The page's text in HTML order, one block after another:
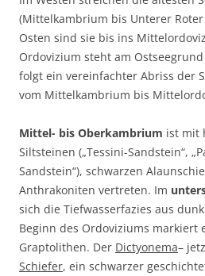
(Mittelkambrium bis Unterer
Osten sind sie bis ins
Ordovizium steht am
folgt ein vereinfachter Abriss der
vom Mittelkambrium bis
Mittel- bis Oberkambrium ist mit
Siltsteinen („Tessini-Sandstein“,
Sandstein“), schwarzen
Anthrakoniten vertreten. Im
sich die Tiefwasserfazies aus
Beginn des Ordoviziums markiert
Graptolithen. Der Dictyonema–
Schiefer, ein schwarzer